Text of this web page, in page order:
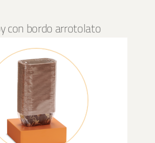
con bordo arrotolato